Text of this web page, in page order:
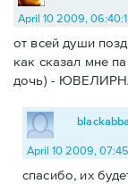
April 10 2009,
от всей души
как сказал мне
дочь) -
April 10 2009,
спасибо, их